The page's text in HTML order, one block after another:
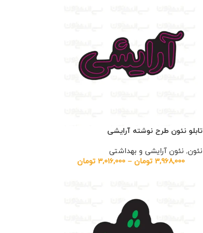
تابلو نئون طرح نوشته آرایشی
نئون, نئون آرایشی و بهداشتی
3,968,000 تومان –
3,016,000 تومان